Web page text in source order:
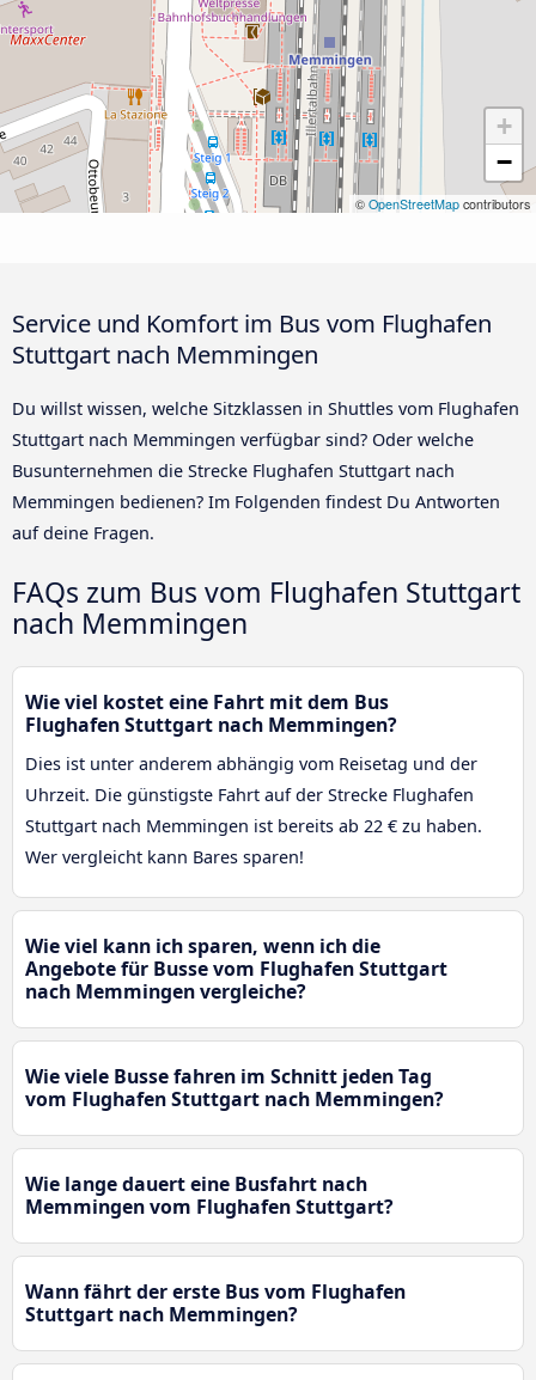
+
−
© OpenStreetMap contributors
Service und Komfort im Bus vom Flughafen
Stuttgart nach Memmingen
Du willst wissen, welche Sitzklassen in Shuttles vom Flughafen
Stuttgart nach Memmingen verfügbar sind? Oder welche
Busunternehmen die Strecke Flughafen Stuttgart nach
Memmingen bedienen? Im Folgenden findest Du Antworten
auf deine Fragen.
FAQs zum Bus vom Flughafen Stuttgart
nach Memmingen
Wie viel kostet eine Fahrt mit dem Bus
Flughafen Stuttgart nach Memmingen?
Dies ist unter anderem abhängig vom Reisetag und der
Uhrzeit. Die günstigste Fahrt auf der Strecke Flughafen
Stuttgart nach Memmingen ist bereits ab 22 € zu haben.
Wer vergleicht kann Bares sparen!
Wie viel kann ich sparen, wenn ich die
Angebote für Busse vom Flughafen Stuttgart
nach Memmingen vergleiche?
Wie viele Busse fahren im Schnitt jeden Tag
vom Flughafen Stuttgart nach Memmingen?
Wie lange dauert eine Busfahrt nach
Memmingen vom Flughafen Stuttgart?
Wann fährt der erste Bus vom Flughafen
Stuttgart nach Memmingen?